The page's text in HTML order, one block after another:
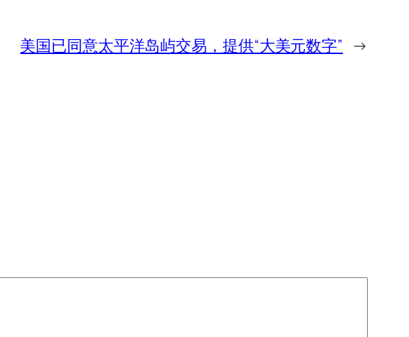
美国已同意太平洋岛屿交易，提供“大美元数字” →